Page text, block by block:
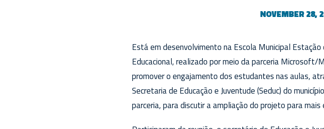
NOVEMBER 28,
Está em desenvolvimento na Escola Municipal
Educacional, realizado por meio da parceria Microsoft/
promover o engajamento dos estudantes nas aulas,
Secretaria de Educação e Juventude (Seduc) do
parceria, para discutir a ampliação do projeto para mais